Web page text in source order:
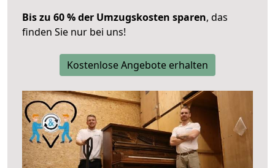
Bis zu 60 % der Umzugskosten sparen, das
finden Sie nur bei uns!
Kostenlose Angebote erhalten